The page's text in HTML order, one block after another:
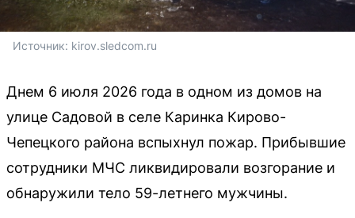
Источник: kirov.sledcom.ru
Днем 6 июля 2026 года в одном из домов на
улице Садовой в селе Каринка Кирово-
Чепецкого района вспыхнул пожар. Прибывшие
сотрудники МЧС ликвидировали возгорание и
обнаружили тело 59-летнего мужчины.